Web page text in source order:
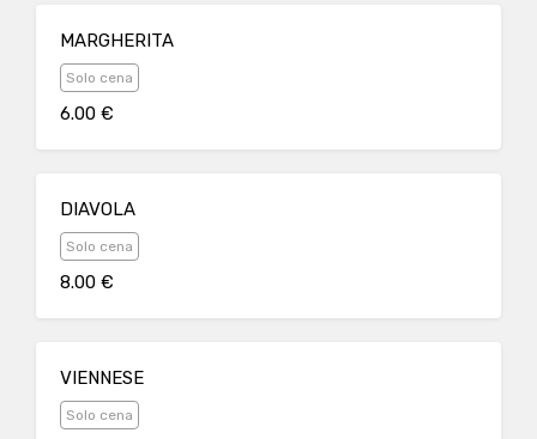
MARGHERITA
Solo cena
6.00 €
DIAVOLA
Solo cena
8.00 €
VIENNESE
Solo cena